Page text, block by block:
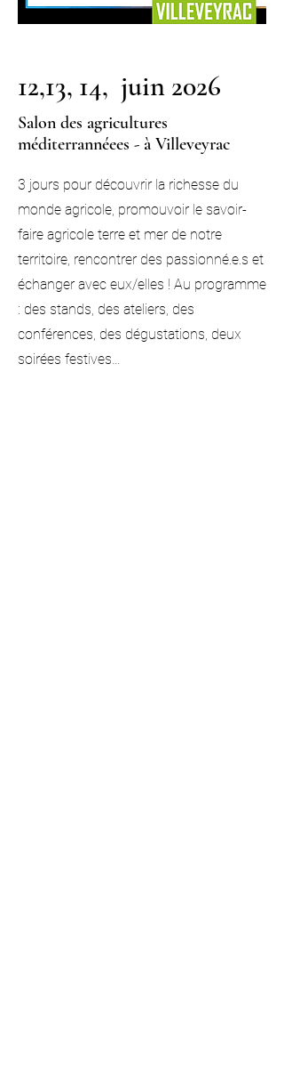
12,13, 14, juin 2026
Salon des agricultures
méditerrannéees - à Villeveyrac
3 jours pour découvrir la richesse du
monde agricole, promouvoir le savoir-
faire agricole terre et mer de notre
territoire, rencontrer des passionné.e.s et
échanger avec eux/elles ! Au programme
: des stands, des ateliers, des
conférences, des dégustations, deux
soirées festives…